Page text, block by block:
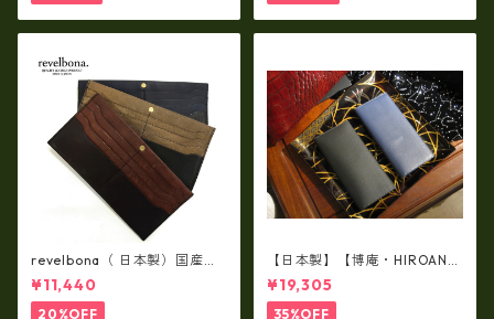
revelbona（ 日本製）国産牛
革製・お札入れ ロングウォ
レット rl-001
¥11,440
20%OFF
【日本製】【博庵・HIROAN】
最高級牛革（ボーテッド）札
入れ・長財布 ha-21535
¥19,305
35%OFF